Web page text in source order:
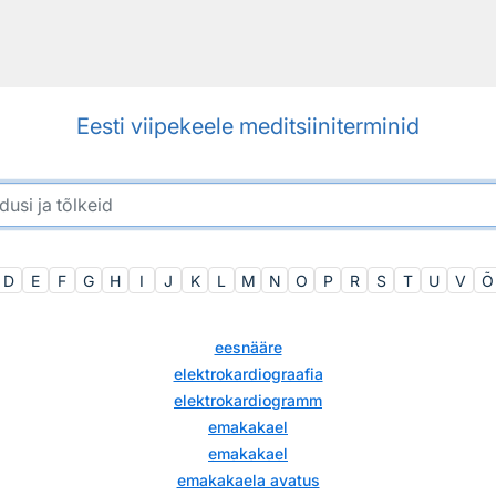
Eesti viipekeele meditsiiniterminid
D E F G H I J K L M N O P R S T U V Õ
eesnääre
elektrokardiograafia
elektrokardiogramm
emakakael
emakakael
emakakaela avatus